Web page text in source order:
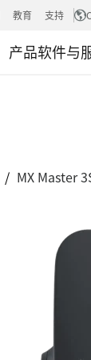
教育 支持
产品软件与
MX Master